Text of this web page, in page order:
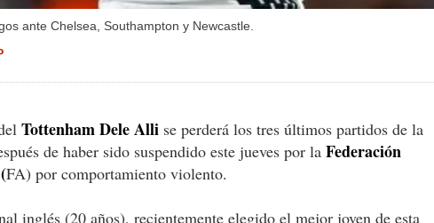
ante Chelsea, Southampton y Newcastle.
Tottenham Dele Alli se perderá los tres últimos partidos de la
de haber sido suspendido este jueves por la Federación
FA) por comportamiento violento.
inglés (20 años), recientemente elegido el mejor joven de esta